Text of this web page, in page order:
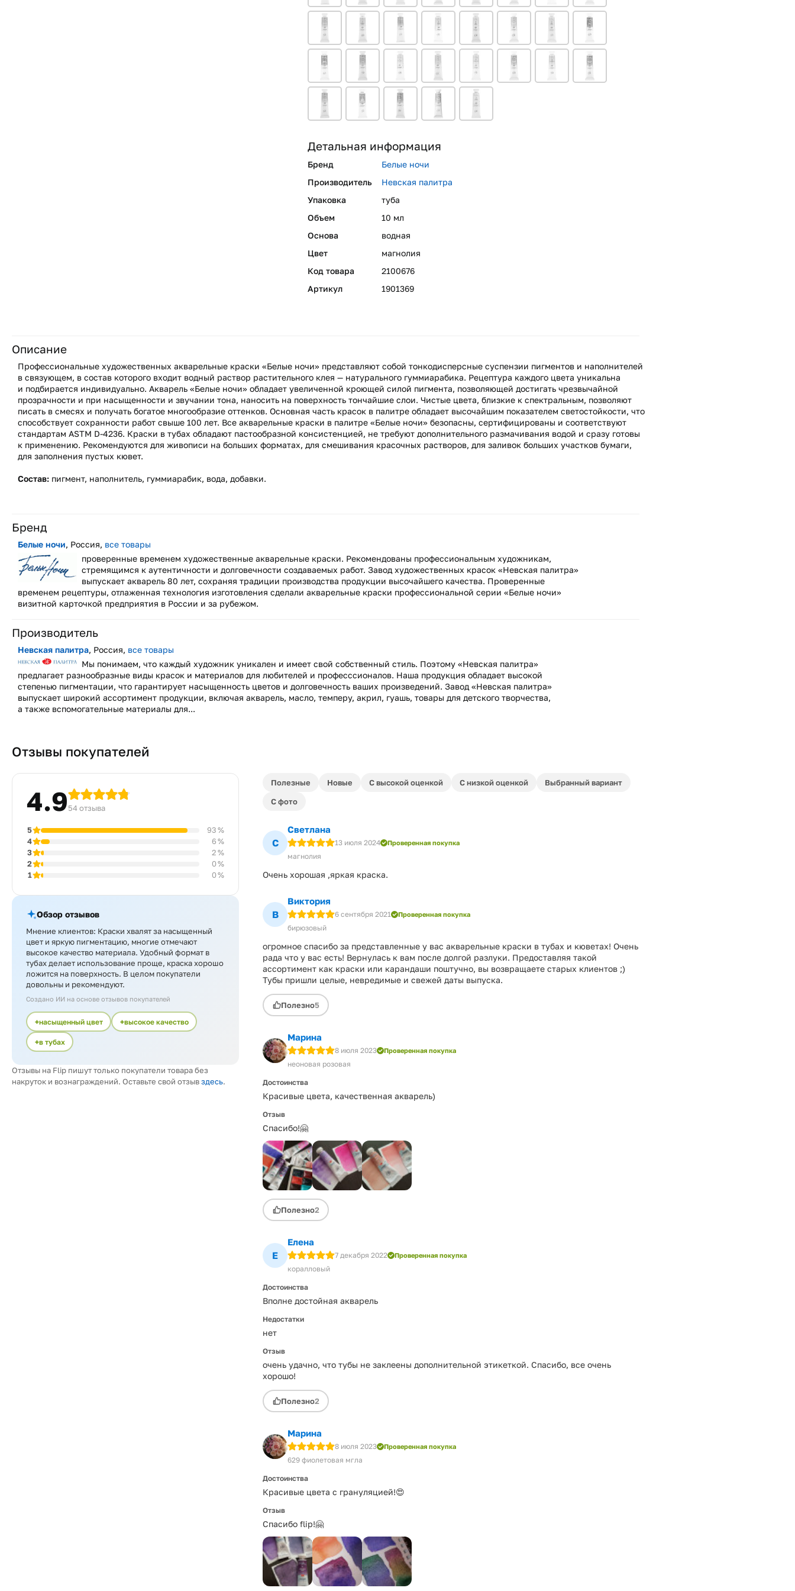
Детальная информация
Бренд
Белые ночи
Производитель
Невская палитра
Упаковка
туба
Объем
10 мл
Основа
водная
Цвет
магнолия
Код товара
2100676
Артикул
1901369
Описание
Профессиональные художественных акварельные краски «Белые ночи» представляют собой тонкодисперсные суспензии пигментов и наполнителей
в связующем, в состав которого входит водный раствор растительного клея — натурального гуммиарабика. Рецептура каждого цвета уникальна
и подбирается индивидуально. Акварель «Белые ночи» обладает увеличенной кроющей силой пигмента, позволяющей достигать чрезвычайной
прозрачности и при насыщенности и звучании тона, наносить на поверхность тончайшие слои. Чистые цвета, близкие к спектральным, позволяют
писать в смесях и получать богатое многообразие оттенков. Основная часть красок в палитре обладает высочайшим показателем светостойкости, что
способствует сохранности работ свыше 100 лет. Все акварельные краски в палитре «Белые ночи» безопасны, сертифицированы и соответствуют
стандартам ASTM D-4236. Краски в тубах обладают пастообразной консистенцией, не требуют дополнительного размачивания водой и сразу готовы
к применению. Рекомендуются для живописи на больших форматах, для смешивания красочных растворов, для заливок больших участков бумаги,
для заполнения пустых кювет.
Состав: пигмент, наполнитель, гуммиарабик, вода, добавки.
Бренд
Белые ночи, Россия, все товары
проверенные временем художественные акварельные краски. Рекомендованы профессиональным художникам,
стремящимся к аутентичности и долговечности создаваемых работ. Завод художественных красок «Невская палитра»
выпускает акварель 80 лет, сохраняя традиции производства продукции высочайшего качества. Проверенные
временем рецептуры, отлаженная технология изготовления сделали акварельные краски профессиональной серии «Белые ночи»
визитной карточкой предприятия в России и за рубежом.
Производитель
Невская палитра, Россия, все товары
Мы понимаем, что каждый художник уникален и имеет свой собственный стиль. Поэтому «Невская палитра»
предлагает разнообразные виды красок и материалов для любителей и професссионалов. Наша продукция обладает высокой
степенью пигментации, что гарантирует насыщенность цветов и долговечность ваших произведений. Завод «Невская палитра»
выпускает широкий ассортимент продукции, включая акварель, масло, темперу, акрил, гуашь, товары для детского творчества,
а также вспомогательные материалы для...
Отзывы покупателей
4.954 отзыва
5
93 %
4
6 %
3
2 %
2
0 %
1
0 %
Обзор отзывов
Мнение клиентов: Краски хвалят за насыщенный
цвет и яркую пигментацию, многие отмечают
высокое качество материала. Удобный формат в
тубах делает использование проще, краска хорошо
ложится на поверхность. В целом покупатели
довольны и рекомендуют.
Создано ИИ на основе отзывов покупателей
насыщенный цвет высокое качество
в тубах
Отзывы на Flip пишут только покупатели товара без
накруток и вознаграждений. Оставьте свой отзывздесь.
Полезные Новые С высокой оценкой С низкой оценкой
Выбранный вариант
С фото
С
Светлана
13 июля 2024 Проверенная покупка
магнолия
Очень хорошая ,яркая краска.
В
Виктория
6 сентября 2021 Проверенная покупка
бирюзовый
огромное спасибо за представленные у вас акварельные краски в тубах и кюветах! Очень
рада что у вас есть! Вернулась к вам после долгой разлуки. Предоставляя такой
ассортимент как краски или карандаши поштучно, вы возвращаете старых клиентов ;)
Тубы пришли целые, невредимые и свежей даты выпуска.
Полезно5
Марина
8 июля 2023 Проверенная покупка
неоновая розовая
Достоинства
Красивые цвета, качественная акварель)
Отзыв
Спасибо!🤗
Полезно2
Е
Елена
7 декабря 2022 Проверенная покупка
коралловый
Достоинства
Вполне достойная акварель
Недостатки
нет
Отзыв
очень удачно, что тубы не заклеены дополнительной этикеткой. Спасибо, все очень
хорошо!
Полезно2
Марина
8 июля 2023 Проверенная покупка
629 фиолетовая мгла
Достоинства
Красивые цвета с грануляцией!😍
Отзыв
Спасибо flip!🤗